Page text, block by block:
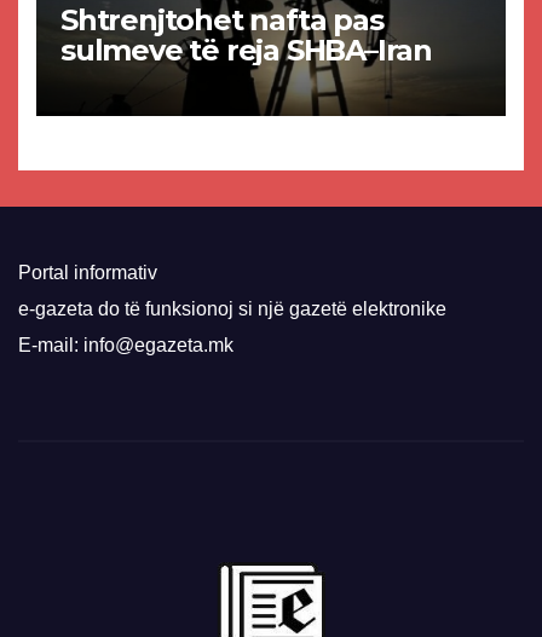
Shtrenjtohet nafta pas
sulmeve të reja SHBA–Iran
Portal informativ
e-gazeta do të funksionoj si një gazetë elektronike
E-mail: info@egazeta.mk